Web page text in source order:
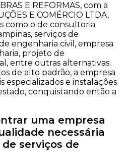
E REFORMAS, com a
E COMÉRCIO LTDA,
como o de consultoria
serviços de
engenharia civil, empresa
projeto de
entre outras alternativas.
de alto padrão, a empresa
especializados e instalações
conquistando então a
uma empresa
necessária
serviços de